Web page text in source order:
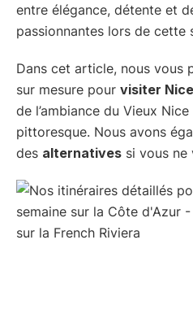
entre élégance, détente et
passionnantes lors de cette
Dans cet article, nous vous
sur mesure pour visiter
de l’ambiance du Vieux Nice
pittoresque. Nous avons
des alternatives si vous ne